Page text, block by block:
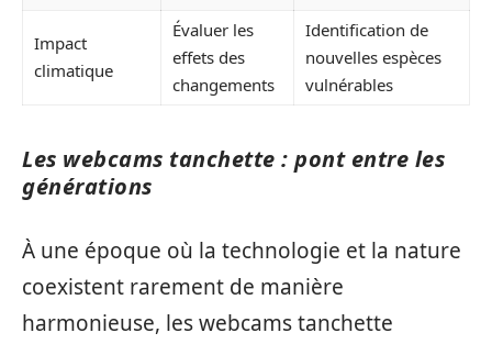
Impact
climatique
Évaluer les
effets des
changements
Identification de
nouvelles espèces
vulnérables
Les webcams tanchette : pont entre les
générations
À une époque où la technologie et la nature
coexistent rarement de manière
harmonieuse, les webcams tanchette